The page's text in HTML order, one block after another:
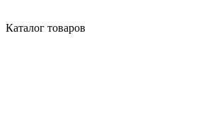
Каталог товаров